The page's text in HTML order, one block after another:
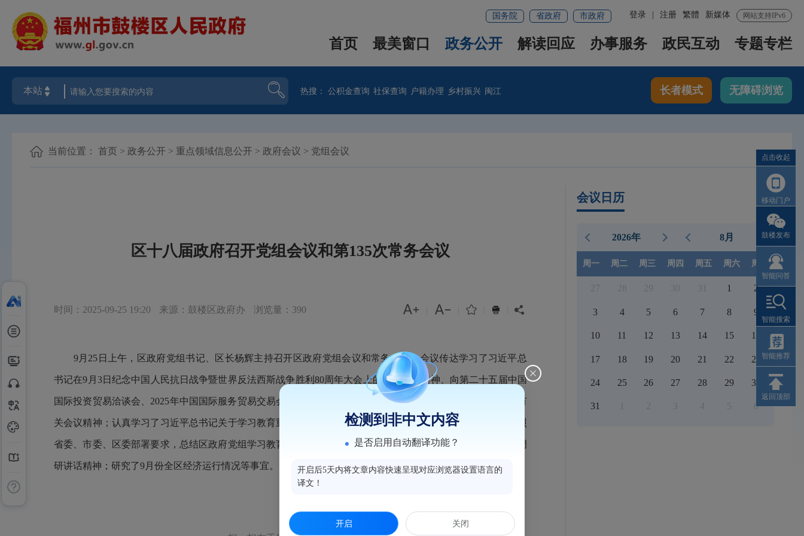
网站支持IPv6
新媒体
繁體
登录 注册
国务院 省政府 市政府
首页 最美窗口 政务公开 解读回应 办事服务 政民互动 专题专栏
热搜：公积金查询 社保查询 户籍办理 乡村振兴 闽江 长者模式 无障碍浏览
当前位置： 首页 > 政务公开 > 重点领域信息公开 > 政府会议 > 党组会议
区十八届政府召开党组会议和第135次常务会议
时间：2025-09-25 19:20 来源：鼓楼区政府办 浏览量：390     
9月25日上午，区政府党组书记、区长杨辉主持召开区政府党组会议和常务会议。会议传达学习了习近平总
书记在9月3日纪念中国人民抗日战争暨世界反法西斯战争胜利80周年大会上的重要讲话精神、向第二十五届中国
国际投资贸易洽谈会、2025年中国国际服务贸易交易会致贺信精神、给全国特岗教师代表回信精神以及省市区有
关会议精神；认真学习了习近平总书记关于学习教育重要指示精神和中央党的建设工作领导小组会议精神，按照
省委、市委、区委部署要求，总结区政府党组学习教育情况，部署下一步工作；传达贯彻了赵龙省长近期在榕调
研讲话精神；研究了9月份全区经济运行情况等事宜。
会议日历
2026年 8月
周一 周二 周三 周四 周五 周六 周日
27 28 29 30 31 1 2
3 4 5 6 7 8 9
10 11 12 13 14 15 16
17 18 19 20 21 22 23
24 25 26 27 28 29 30
31 2 3 4 5 6
点击收起
移动门户
鼓楼发布
智能问答
智能搜索
智能推荐
返回顶部
检测到非中文内容
是否启用自动翻译功能？
开启后5天内将文章内容快速呈现对应浏览器设置语言的
译文！
开启 关闭